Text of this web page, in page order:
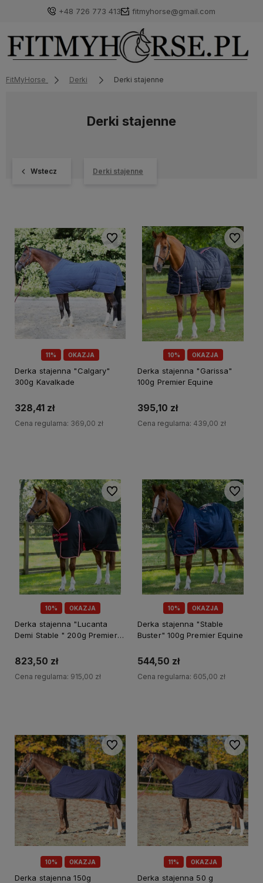
+48 726 773 413 fitmyhorse@gmail.com
FitMyHorse Derki Derki stajenne
Derki stajenne
Wstecz Derki stajenne
11% OKAZJA
Derka stajenna "Calgary"
300g Kavalkade
328,41 zł
Cena regularna: 369,00 zł
Do ulubionych
10% OKAZJA
Derka stajenna "Garissa"
100g Premier Equine
395,10 zł
Cena regularna: 439,00 zł
Do
10% OKAZJA
Derka stajenna "Lucanta
Demi Stable " 200g Premier
823,50 zł
Cena regularna: 915,00 zł
Do ulubionych
10% OKAZJA
Derka stajenna "Stable
Buster" 100g Premier Equine
544,50 zł
Cena regularna: 605,00 zł
Do
10% OKAZJA
Derka stajenna 150g
Do ulubionych
11% OKAZJA
Derka stajenna 50 g
Do